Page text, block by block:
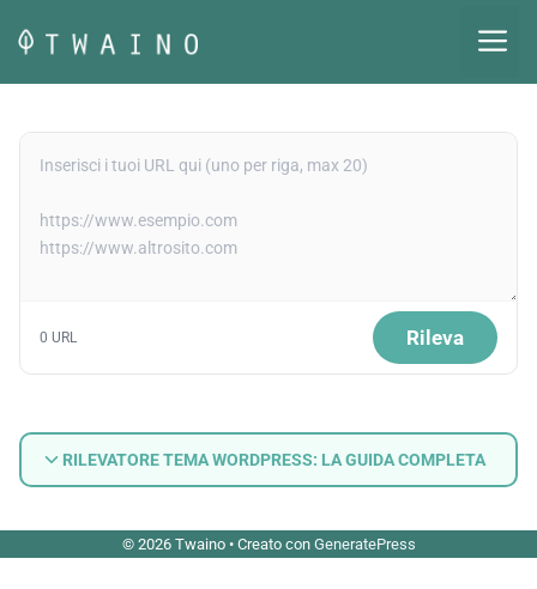
contenuto
0 URL Rileva
RILEVATORE TEMA WORDPRESS: LA GUIDA COMPLETA
© 2026 Twaino• Creato con GeneratePress